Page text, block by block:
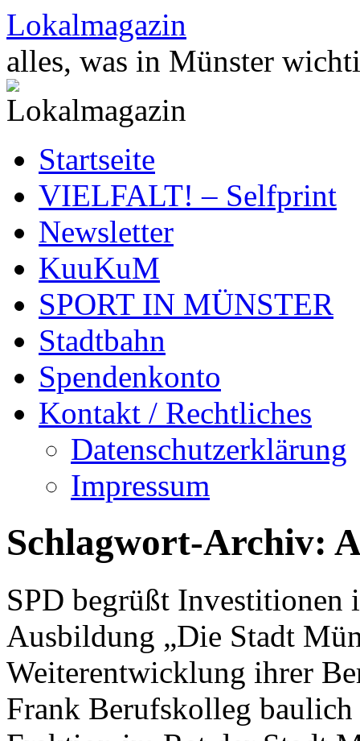
Zum
Inhalt
springen
Lokalmagazin
alles, was in Münster
Startseite
VIELFALT! – Selfprint
Newsletter
KuuKuM
SPORT IN MÜNSTER
Stadtbahn
Spendenkonto
Kontakt / Rechtliches
Datenschutzerklärung
Impressum
Schlagwort-Archiv:
SPD begrüßt
Ausbildung „Die Stadt
Weiterentwicklung ihrer
Frank Berufskolleg